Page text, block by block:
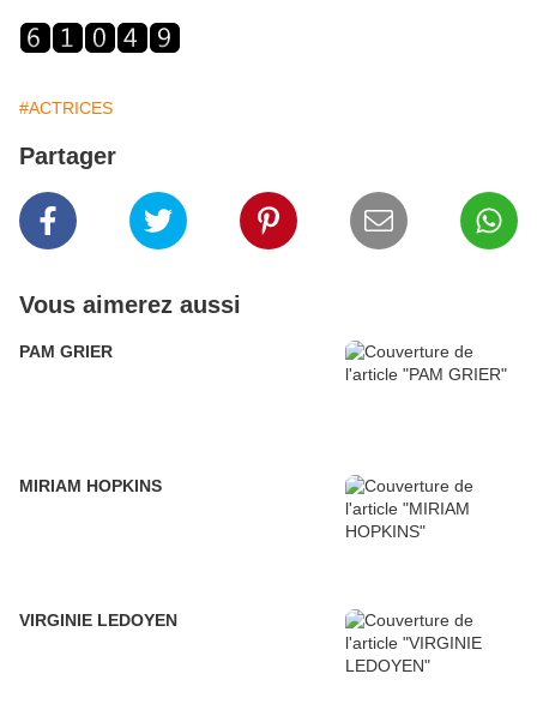
#ACTRICES
Partager
Vous aimerez aussi
PAM GRIER
MIRIAM HOPKINS
VIRGINIE LEDOYEN